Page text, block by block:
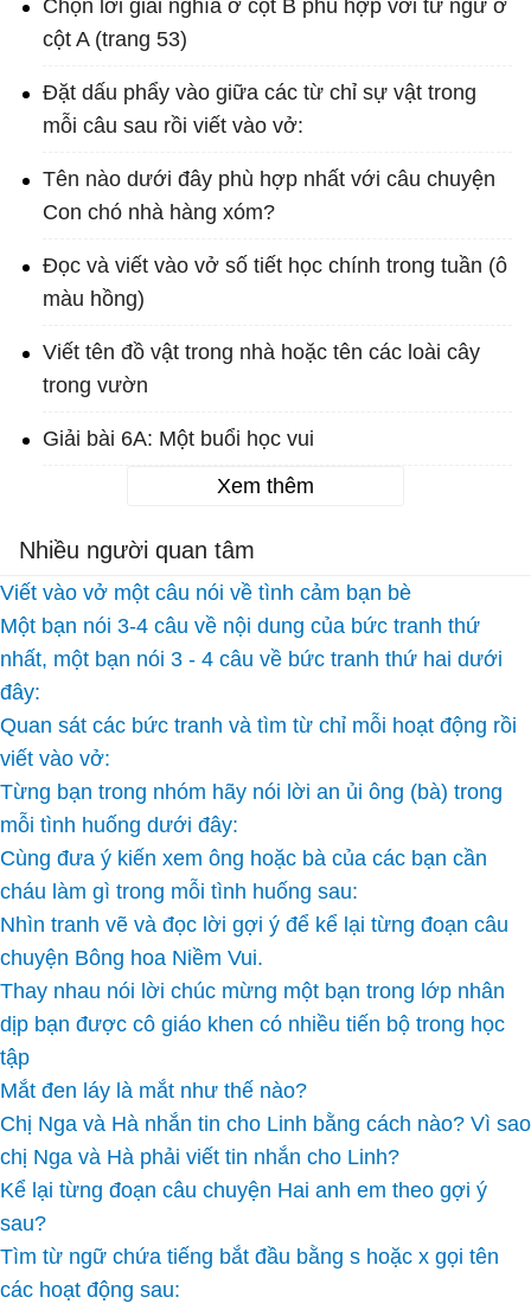
Chọn lời giải nghĩa ở cột B phù hợp với từ ngữ ở
cột A (trang 53)
Đặt dấu phẩy vào giữa các từ chỉ sự vật trong
mỗi câu sau rồi viết vào vở:
Tên nào dưới đây phù hợp nhất với câu chuyện
Con chó nhà hàng xóm?
Đọc và viết vào vở số tiết học chính trong tuần (ô
màu hồng)
Viết tên đồ vật trong nhà hoặc tên các loài cây
trong vườn
Giải bài 6A: Một buổi học vui
Xem thêm
Nhiều người quan tâm
Viết vào vở một câu nói về tình cảm bạn bè
Một bạn nói 3-4 câu về nội dung của bức tranh thứ
nhất, một bạn nói 3 - 4 câu về bức tranh thứ hai dưới
đây:
Quan sát các bức tranh và tìm từ chỉ mỗi hoạt động rồi
viết vào vở:
Từng bạn trong nhóm hãy nói lời an ủi ông (bà) trong
mỗi tình huống dưới đây:
Cùng đưa ý kiến xem ông hoặc bà của các bạn cần
cháu làm gì trong mỗi tình huống sau:
Nhìn tranh vẽ và đọc lời gợi ý để kể lại từng đoạn câu
chuyện Bông hoa Niềm Vui.
Thay nhau nói lời chúc mừng một bạn trong lớp nhân
dịp bạn được cô giáo khen có nhiều tiến bộ trong học
tập
Mắt đen láy là mắt như thế nào?
Chị Nga và Hà nhắn tin cho Linh bằng cách nào? Vì sao
chị Nga và Hà phải viết tin nhắn cho Linh?
Kể lại từng đoạn câu chuyện Hai anh em theo gợi ý
sau?
Tìm từ ngữ chứa tiếng bắt đầu bằng s hoặc x gọi tên
các hoạt động sau: